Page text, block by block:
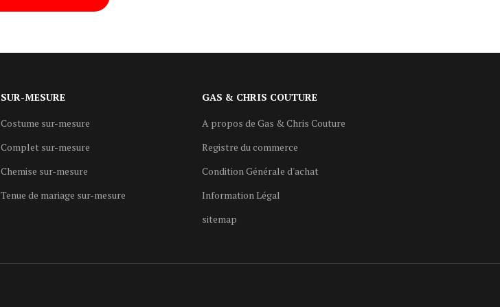
SUR-MESURE
Costume sur-mesure
Complet sur-mesure
Chemise sur-mesure
Tenue de mariage sur-mesure
GAS & CHRIS COUTURE
A propos de Gas & Chris Couture
Registre du commerce
Condition Générale d'achat
Information Légal
sitemap